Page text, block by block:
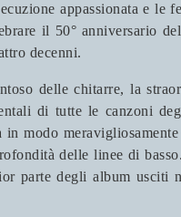
appassionata e le
il 50° anniversario
decenni.
delle chitarre, la
di tutte le canzoni
modo
delle linee di
parte degli album usciti